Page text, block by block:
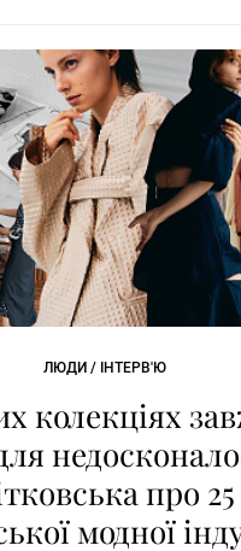
ЛЮДИ / ІНТЕРВ'Ю
колекціях
про
модної